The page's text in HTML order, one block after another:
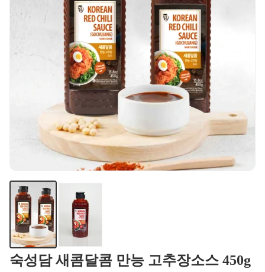
숙성담 새콤달콤 만능 고추장소스 450g